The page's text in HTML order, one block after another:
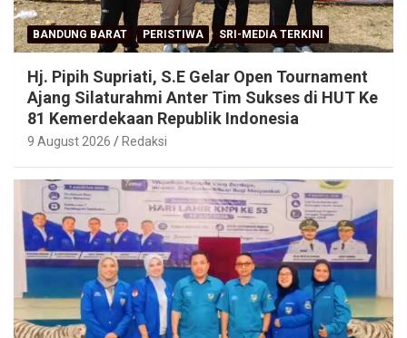
BANDUNG BARAT PERISTIWA SRI-MEDIA TERKINI
Hj. Pipih Supriati, S.E Gelar Open Tournament
Ajang Silaturahmi Anter Tim Sukses di HUT Ke
81 Kemerdekaan Republik Indonesia
9 August 2026 Redaksi